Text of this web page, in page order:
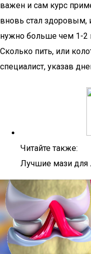
важен и сам курс
вновь стал здоровым,
нужно больше чем 1-2
Сколько пить, или
специалист, указав
Читайте также:
Лучшие мази для